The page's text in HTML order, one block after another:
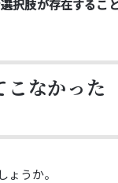
選択肢が存在すること
こなかった
ょうか。